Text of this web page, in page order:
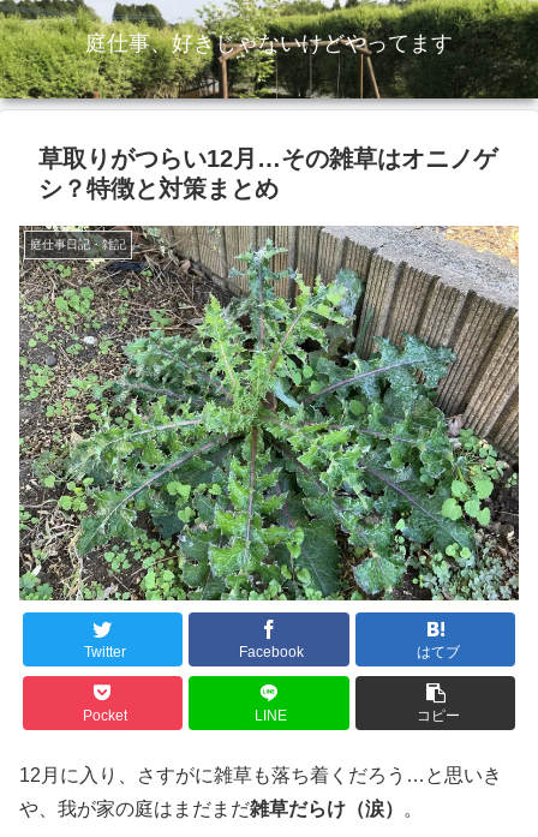
庭仕事、好きじゃないけどやってます
草取りがつらい12月…その雑草はオニノゲ
シ？特徴と対策まとめ
庭仕事日記・雑記
Twitter Facebook はてブ
Pocket LINE コピー
12月に入り、さすがに雑草も落ち着くだろう…と思いき
や、我が家の庭はまだまだ雑草だらけ（涙） 。